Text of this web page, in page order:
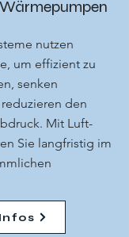
nutzen
um effizient zu
senken
den
Mit Luft-
Sie langfristig im